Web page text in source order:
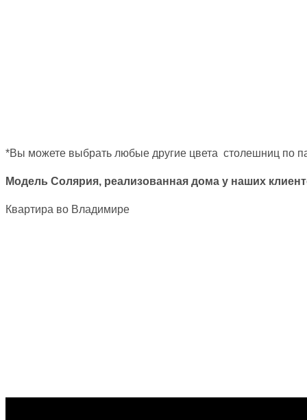
*Вы можете выбрать любые другие цвета столешниц по
Модель Солярия, реализованная дома у наших
Квартира во Владимире